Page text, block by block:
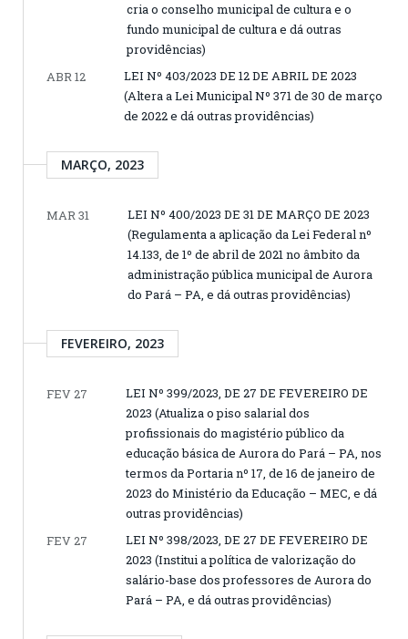
cria o conselho municipal de cultura e o
fundo municipal de cultura e dá outras
providências)
ABR 12
LEI Nº 403/2023 DE 12 DE ABRIL DE 2023
(Altera a Lei Municipal Nº 371 de 30 de março
de 2022 e dá outras providências)
MARÇO, 2023
MAR 31
LEI Nº 400/2023 DE 31 DE MARÇO DE 2023
(Regulamenta a aplicação da Lei Federal nº
14.133, de 1º de abril de 2021 no âmbito da
administração pública municipal de Aurora
do Pará – PA, e dá outras providências)
FEVEREIRO, 2023
FEV 27
LEI Nº 399/2023, DE 27 DE FEVEREIRO DE
2023 (Atualiza o piso salarial dos
profissionais do magistério público da
educação básica de Aurora do Pará – PA, nos
termos da Portaria nº 17, de 16 de janeiro de
2023 do Ministério da Educação – MEC, e dá
outras providências)
FEV 27
LEI Nº 398/2023, DE 27 DE FEVEREIRO DE
2023 (Institui a política de valorização do
salário-base dos professores de Aurora do
Pará – PA, e dá outras providências)